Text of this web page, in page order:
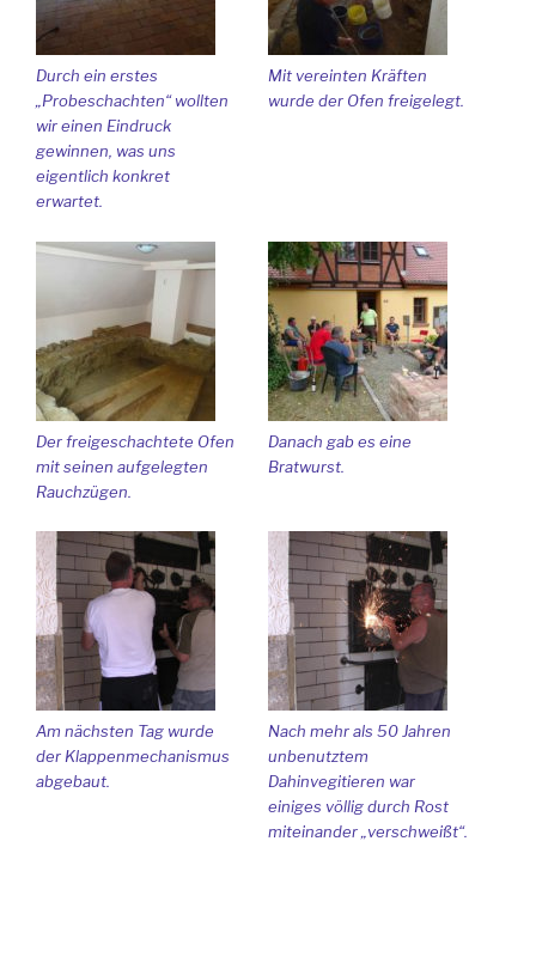
Durch ein erstes
„Probeschachten“ wollten
wir einen Eindruck
gewinnen, was uns
eigentlich konkret
erwartet.
Mit vereinten Kräften
wurde der Ofen freigelegt.
Der freigeschachtete Ofen
mit seinen aufgelegten
Rauchzügen.
Danach gab es eine
Bratwurst.
Am nächsten Tag wurde
der Klappenmechanismus
abgebaut.
Nach mehr als 50 Jahren
unbenutztem
Dahinvegitieren war
einiges völlig durch Rost
miteinander „verschweißt“.